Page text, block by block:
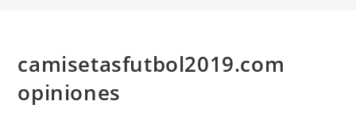
camisetasfutbol2019.com
opiniones